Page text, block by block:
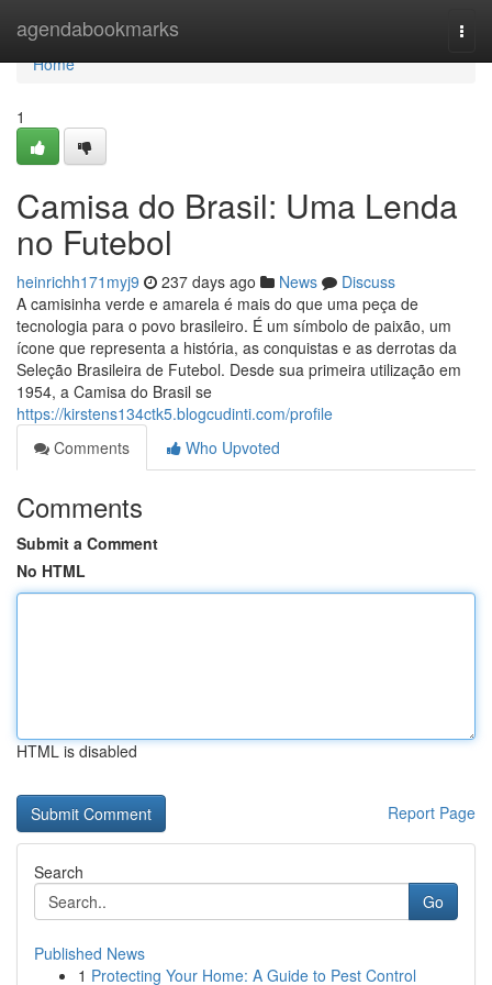
agendabookmarks
Home
Home
1
Camisa do Brasil: Uma Lenda
no Futebol
heinrichh171myj9 237 days ago News
Discuss
A camisinha verde e amarela é mais do que uma peça de
tecnologia para o povo brasileiro. É um símbolo de paixão, um
ícone que representa a história, as conquistas e as derrotas da
Seleção Brasileira de Futebol. Desde sua primeira utilização em
1954, a Camisa do Brasil se
https://kirstens134ctk5.blogcudinti.com/profile
Comments
Who Upvoted
Comments
Submit a Comment
No HTML
HTML is disabled
Report Page
Search
Go
Published News
1 Protecting Your Home: A Guide to Pest Control